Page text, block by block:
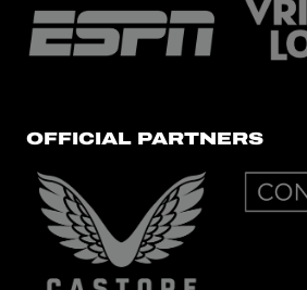
OFFICIAL PARTNERS